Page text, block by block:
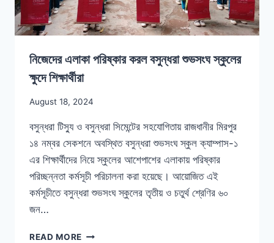
নিজেদের এলাকা পরিষ্কার করল বসুন্ধরা শুভসংঘ স্কুলের
ক্ষুদে শিক্ষার্থীরা
August 18, 2024
বসুন্ধরা টিস্যু ও বসুন্ধরা সিমেন্টের সহযোগিতায় রাজধানীর মিরপুর
১৪ নম্বর সেকশনে অবস্থিত বসুন্ধরা শুভসংঘ স্কুল ক্যাম্পাস-১
এর শিক্ষার্থীদের নিয়ে স্কুলের আশেপাশের এলাকায় পরিষ্কার
পরিচ্ছন্নতা কর্মসূচী পরিচালনা করা হয়েছে। আয়োজিত এই
কর্মসূচীতে বসুন্ধরা শুভসংঘ স্কুলের তৃতীয় ও চতুর্থ শ্রেণির ৬০
জন…
READ MORE